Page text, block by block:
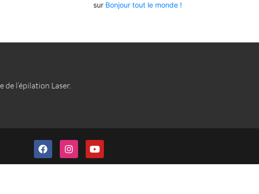
sur Bonjour tout le monde !
de l’épilation Laser.